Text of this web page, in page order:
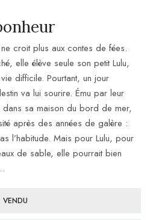
croit plus aux contes de fées.
elle élève seule son petit Lulu,
difficile. Pourtant, un jour
va lui sourire. Ému par leur
dans sa maison du bord de mer,
après des années de galère :
l’habitude. Mais pour Lulu, pour
de sable, elle pourrait bien
VENDU